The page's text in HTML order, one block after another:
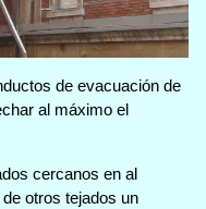
de evacuación de
al máximo el
cercanos en al
otros tejados un